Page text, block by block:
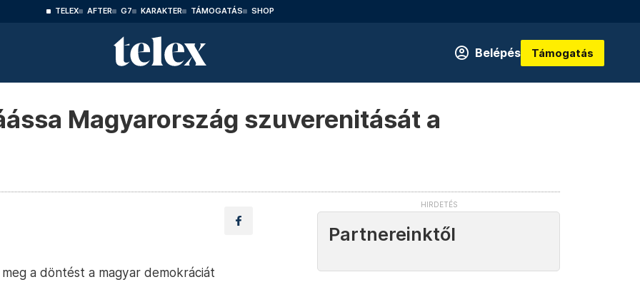
TELEX AFTER G7 KARAKTER TÁMOGATÁS SHOP
Belépés Támogatás
Magyarország szuverenitását a
a döntést a magyar demokráciát
Partnereinktől